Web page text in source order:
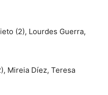
(2), Lourdes Guerra,
Mireia Díez, Teresa